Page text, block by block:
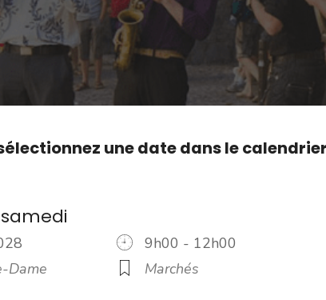
une date dans le
9h00 - 12h00
Dame
Marchés